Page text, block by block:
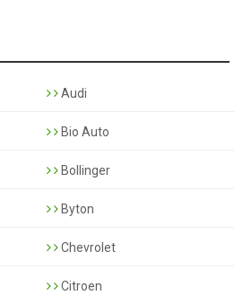
Audi
Bio Auto
Bollinger
Byton
Chevrolet
Citroen